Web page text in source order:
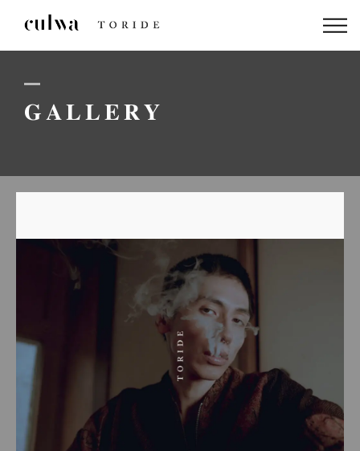
GALLERY
ABOUT US
PACKAGE
STAFF
GALLERY
BLOG
LINEでのお問い合わせはこちら